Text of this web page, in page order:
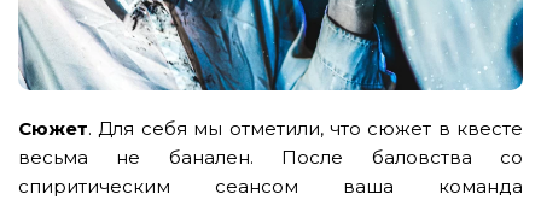
Сюжет. Для себя мы отметили, что сюжет в квесте
весьма не банален. После баловства со
спиритическим сеансом ваша команда